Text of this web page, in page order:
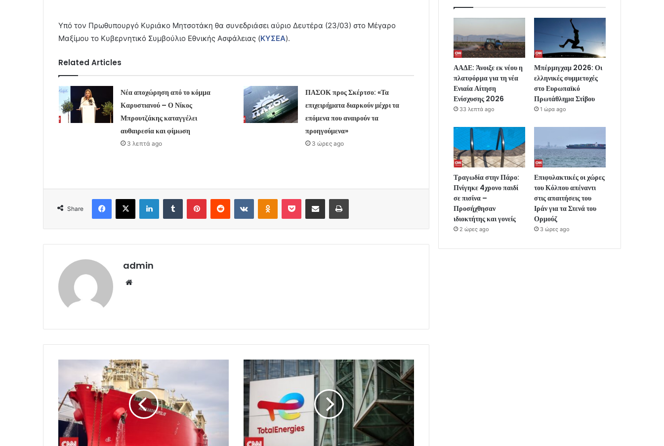
Υπό τον Πρωθυπουργό Κυριάκο Μητσοτάκη θα συνεδριάσει αύριο Δευτέρα (23/03) στο Μέγαρο
Μαξίμου το Κυβερνητικό Συμβούλιο Εθνικής Ασφάλειας (ΚΥΣΕΑ).
Related Articles
Νέα αποχώρηση από το κόμμα
Καρυστιανού – Ο Νίκος
Μπρουτζάκης καταγγέλει
αυθαιρεσία και φίμωση
3 λεπτά ago
ΠΑΣΟΚ προς Σκέρτσο: «Τα
επιχειρήματα διαρκούν μέχρι τα
επόμενα που αναιρούν τα
προηγούμενα»
3 ώρες ago
Share
Facebook
X LinkedInTumblr PinterestReddit VKontakteOdnoklassniki
Pocket Share via Email Print
admin
ΑΑΔΕ: Άνοιξε εκ νέου η
πλατφόρμα για τη νέα
Ενιαία Αίτηση
Ενίσχυσης 2026
33 λεπτά ago
Μπέρμιγχαμ 2026: Οι
ελληνικές συμμετοχές
στο Ευρωπαϊκό
Πρωτάθλημα Στίβου
1 ώρα ago
Τραγωδία στην Πάρο:
Πνίγηκε 4χρονο παιδί
σε πισίνα –
Προσήχθησαν
ιδιοκτήτης και γονείς
2 ώρες ago
Επιφυλακτικές οι χώρες
του Κόλπου απέναντι
στις απαιτήσεις του
Ιράν για τα Στενά του
Ορμούζ
3 ώρες ago